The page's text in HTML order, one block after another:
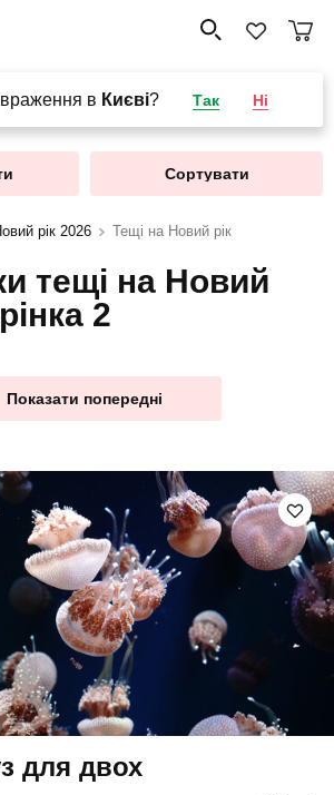
в Києві? Так Ні
Сортувати
рік 2026 Тещі на Новий рік
тещі на Новий
2
Показати попередні
для двох